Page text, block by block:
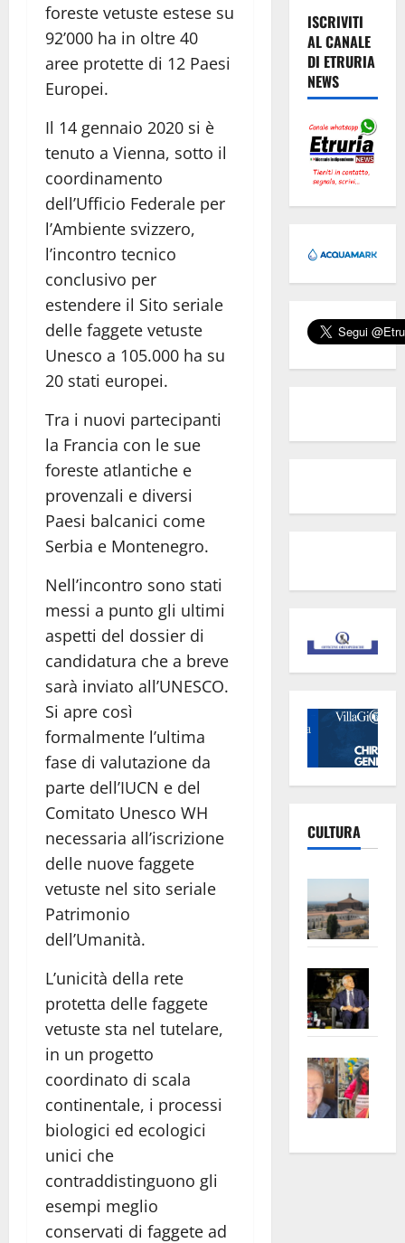
foreste vetuste estese su
92’000 ha in oltre 40
aree protette di 12 Paesi
Europei.
Il 14 gennaio 2020 si è
tenuto a Vienna, sotto il
coordinamento
dell’Ufficio Federale per
l’Ambiente svizzero,
l’incontro tecnico
conclusivo per
estendere il Sito seriale
delle faggete vetuste
Unesco a 105.000 ha su
20 stati europei.
Tra i nuovi partecipanti
la Francia con le sue
foreste atlantiche e
provenzali e diversi
Paesi balcanici come
Serbia e Montenegro.
Nell’incontro sono stati
messi a punto gli ultimi
aspetti del dossier di
candidatura che a breve
sarà inviato all’UNESCO.
Si apre così
formalmente l’ultima
fase di valutazione da
parte dell’IUCN e del
Comitato Unesco WH
necessaria all’iscrizione
delle nuove faggete
vetuste nel sito seriale
Patrimonio
dell’Umanità.
L’unicità della rete
protetta delle faggete
vetuste sta nel tutelare,
in un progetto
coordinato di scala
continentale, i processi
biologici ed ecologici
unici che
contraddistinguono gli
esempi meglio
conservati di faggete ad
ISCRIVITI
AL CANALE
DI ETRURIA
NEWS
CULTURA
euro
apre